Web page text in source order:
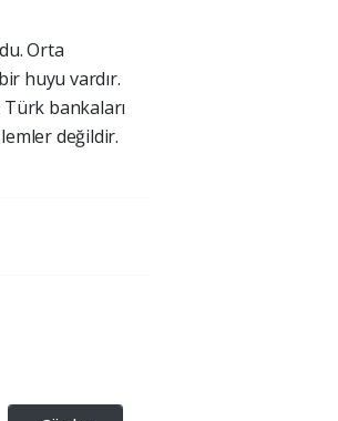
Orta
huyu vardır.
bankaları
değildir.